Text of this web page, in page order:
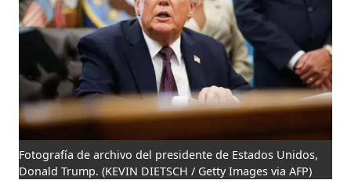
Fotografía de archivo del presidente de Estados Unidos,
Donald Trump. (KEVIN DIETSCH / Getty Images via AFP)